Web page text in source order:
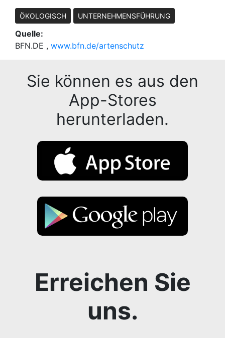
ÖKOLOGISCH UNTERNEHMENSFÜHRUNG
Quelle:
BFN.DE , www.bfn.de/artenschutz
Sie können es aus den
App-Stores
herunterladen.
Erreichen Sie
uns.